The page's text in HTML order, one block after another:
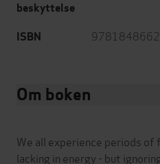
beskyttelse
ISBN
Om boken
We all experience periods
lacking in energy - but